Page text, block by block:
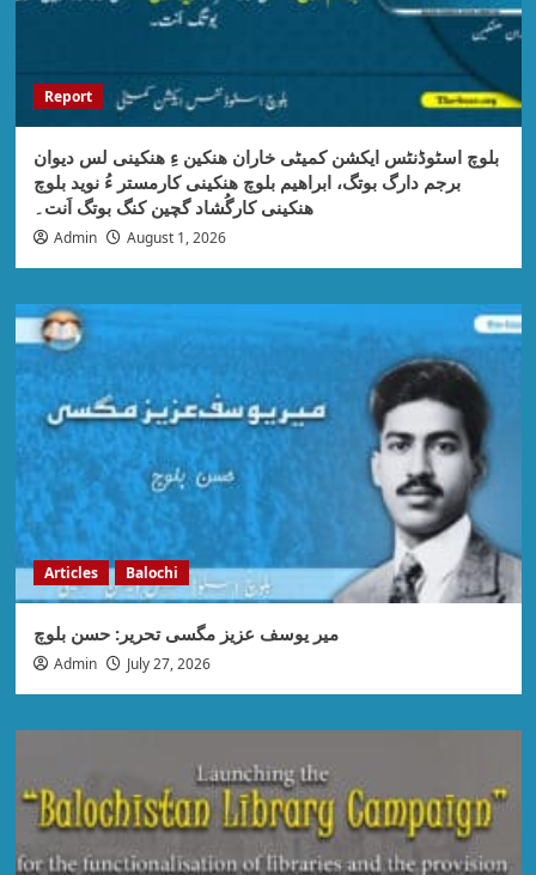
Report
بلوچ اسٹوڈنٹس ایکشن کمیٹی خاران ھنکین ءِ ھنکینی لس دیوان
برجم دارگ بوتگ، ابراھیم بلوچ ھنکینی کارمستر ءُ نوید بلوچ
ھنکینی کارگُشاد گچین کنگ بوتگ اَنت۔
Admin August 1, 2026
Articles Balochi
میر یوسف عزیز مگسی تحریر: حسن بلوچ
Admin July 27, 2026